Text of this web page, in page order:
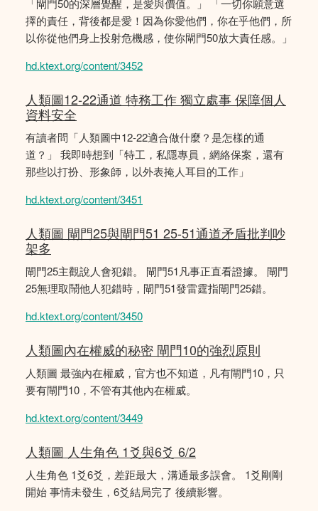
「閘門50的深層覺醒，是愛與價值。」 「一切你願意選
擇的責任，背後都是愛！因為你愛他們，你在乎他們，所
以你從他們身上投射危機感，使你閘門50放大責任感。」
hd.ktext.org/content/3452
人類圖12-22通道 特務工作 獨立處事 保障個人
資料安全
有讀者問「人類圖中12-22適合做什麼？是怎樣的通
道？」 我即時想到「特工，私隱專員，網絡保案，還有
那些以打扮、形象師，以外表掩人耳目的工作」
hd.ktext.org/content/3451
人類圖 閘門25與閘門51 25-51通道矛盾批判吵
架多
閘門25主觀說人會犯錯。 閘門51凡事正直看證據。 閘門
25無理取鬧他人犯錯時，閘門51發雷霆指閘門25錯。
hd.ktext.org/content/3450
人類圖內在權威的秘密 閘門10的強烈原則
人類圖 最強內在權威，官方也不知道，凡有閘門10，只
要有閘門10，不管有其他內在權威。
hd.ktext.org/content/3449
人類圖 人生角色 1爻與6爻 6/2
人生角色 1爻6爻，差距最大，溝通最多誤會。 1爻剛剛
開始 事情未發生，6爻結局完了 後續影響。